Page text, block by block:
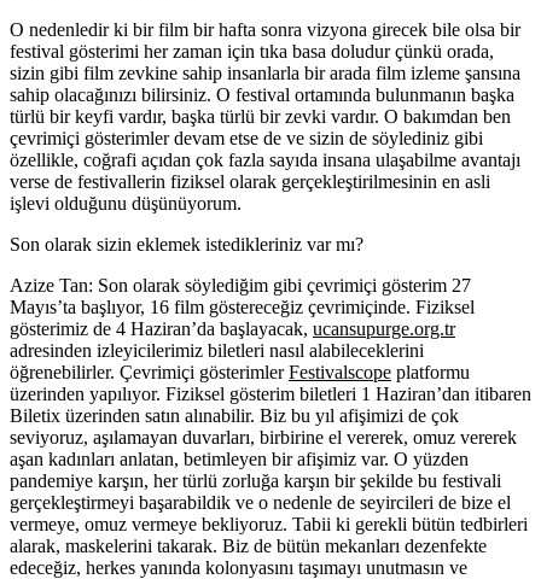
O nedenledir ki bir film bir hafta sonra vizyona girecek bile olsa bir
festival gösterimi her zaman için tıka basa doludur çünkü orada,
sizin gibi film zevkine sahip insanlarla bir arada film izleme şansına
sahip olacağınızı bilirsiniz. O festival ortamında bulunmanın başka
türlü bir keyfi vardır, başka türlü bir zevki vardır. O bakımdan ben
çevrimiçi gösterimler devam etse de ve sizin de söylediniz gibi
özellikle, coğrafi açıdan çok fazla sayıda insana ulaşabilme avantajı
verse de festivallerin fiziksel olarak gerçekleştirilmesinin en asli
işlevi olduğunu düşünüyorum.
Son olarak sizin eklemek istedikleriniz var mı?
Azize Tan: Son olarak söylediğim gibi çevrimiçi gösterim 27
Mayıs’ta başlıyor, 16 film göstereceğiz çevrimiçinde. Fiziksel
gösterimiz de 4 Haziran’da başlayacak, ucansupurge.org.tr
adresinden izleyicilerimiz biletleri nasıl alabileceklerini
öğrenebilirler. Çevrimiçi gösterimlerFestivalscope platformu
üzerinden yapılıyor. Fiziksel gösterim biletleri 1 Haziran’dan itibaren
Biletix üzerinden satın alınabilir. Biz bu yıl afişimizi de çok
seviyoruz, aşılamayan duvarları, birbirine el vererek, omuz vererek
aşan kadınları anlatan, betimleyen bir afişimiz var. O yüzden
pandemiye karşın, her türlü zorluğa karşın bir şekilde bu festivali
gerçekleştirmeyi başarabildik ve o nedenle de seyircileri de bize el
vermeye, omuz vermeye bekliyoruz. Tabii ki gerekli bütün tedbirleri
alarak, maskelerini takarak. Biz de bütün mekanları dezenfekte
edeceğiz, herkes yanında kolonyasını taşımayı unutmasın ve